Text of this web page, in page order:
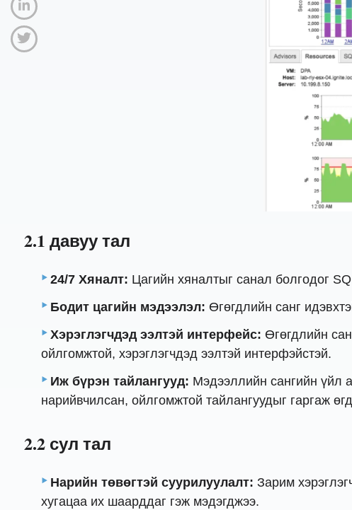
2.1 давуу тал
24/7 Хяналт: Цагийн хяналтыг санал болгодог
Бодит цагийн мэдээлэл: Өгөгдлийн санг
Хэрэглэгчдэд ээлтэй интерфейс: Өгөгдлийн
ойлгомжтой, хэрэглэгчдэд ээлтэй интерфэйстэй.
Иж бүрэн тайлангууд: Мэдээллийн сангийн үйл
нарийвчилсан, ойлгомжтой тайлангуудыг гаргаж
2.2 сул тал
Нарийн төвөгтэй суурилуулалт: Зарим
хугацаа их шаарддаг гэж мэдэгджээ.